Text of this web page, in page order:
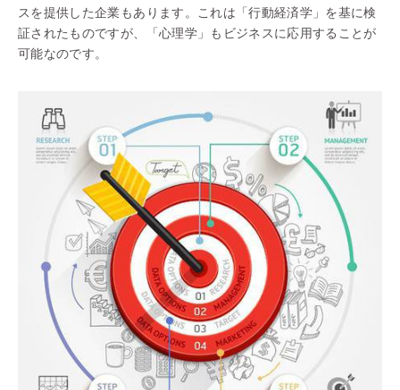
スを提供した企業もあります。これは「行動経済学」を基に検
証されたものですが、「心理学」もビジネスに応用することが
可能なのです。